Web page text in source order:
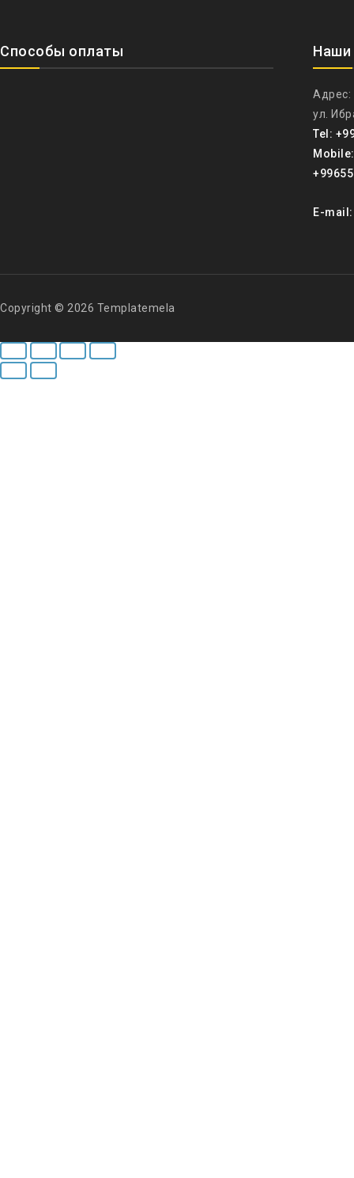
Способы оплаты Наши
Адрес:
ул.
Tel:
E-
Copyright © 2026 Templatemela